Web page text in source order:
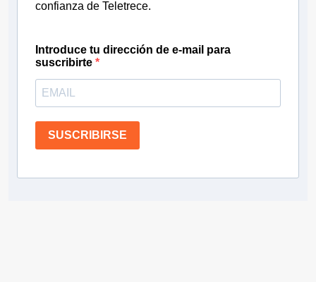
confianza de Teletrece.
Introduce tu dirección de e-mail para
suscribirte
SUSCRIBIRSE